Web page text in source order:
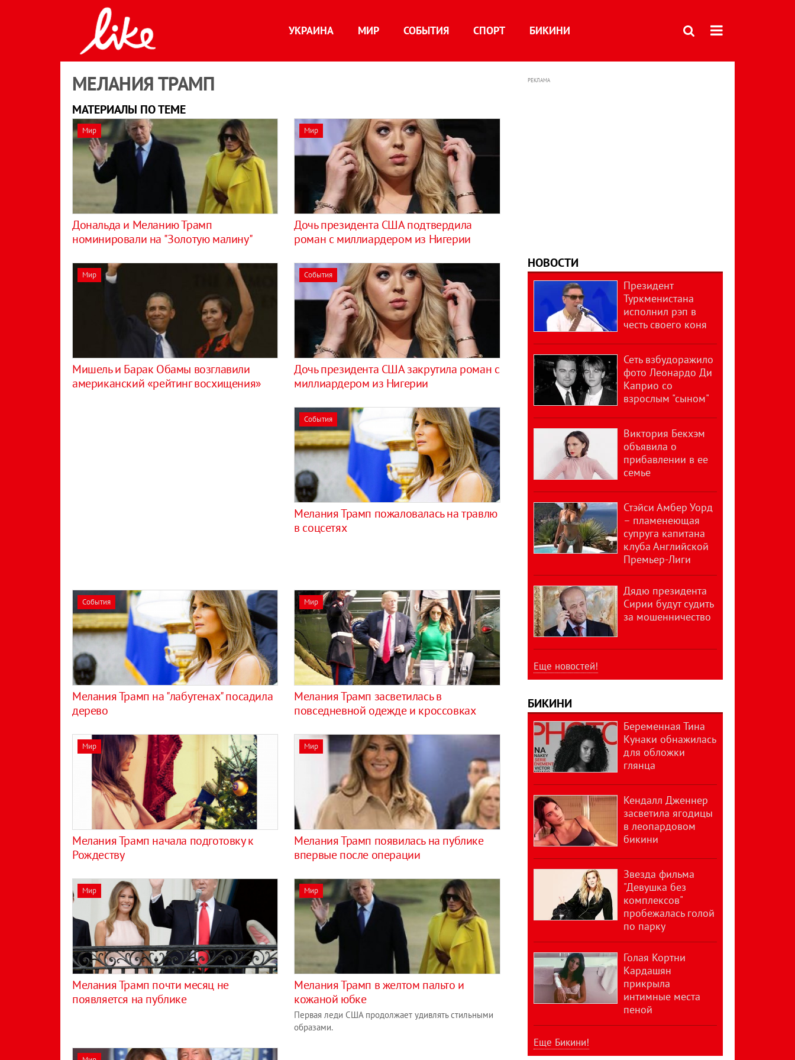
УКРАИНА МИР СОБЫТИЯ СПОРТ БИКИНИ
МЕЛАНИЯ ТРАМП
МАТЕРИАЛЫ ПО ТЕМЕ
Мир
Дональда и Меланию Трамп
номинировали на "Золотую малину"
Мир
Дочь президента США подтвердила
роман с миллиардером из Нигерии
Мир
Мишель и Барак Обамы возглавили
американский «рейтинг восхищения»
События
Дочь президента США закрутила роман с
миллиардером из Нигерии
События
Мелания Трамп пожаловалась на травлю
в соцсетях
События
Мелания Трамп на "лабутенах" посадила
дерево
Мир
Мелания Трамп засветилась в
повседневной одежде и кроссовках
Мир
Мелания Трамп начала подготовку к
Рождеству
Мир
Мелания Трамп появилась на публике
впервые после операции
Мир
Мелания Трамп почти месяц не
появляется на публике
Мир
Мелания Трамп в желтом пальто и
кожаной юбке
Первая леди США продолжает удивлять стильными
образами.
РЕКЛАМА
НОВОСТИ
Президент
Туркменистана
исполнил рэп в
честь своего коня
Сеть взбудоражило
фото Леонардо Ди
Каприо со
взрослым "сыном"
Виктория Бекхэм
объявила о
прибавлении в ее
семье
Стэйси Амбер Уорд
– пламенеющая
супруга капитана
клуба Английской
Премьер-Лиги
Дядю президента
Сирии будут судить
за мошенничество
Еще новостей!
БИКИНИ
Беременная Тина
Кунаки обнажилась
для обложки
глянца
Кендалл Дженнер
засветила ягодицы
в леопардовом
бикини
Звезда фильма
"Девушка без
комплексов"
пробежалась голой
по парку
Голая Кортни
Кардашян
прикрыла
интимные места
пеной
Еще Бикини!